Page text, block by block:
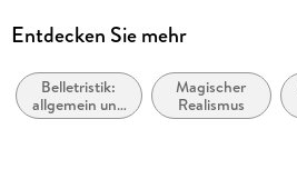
Autor/Autorin
Übersetzung
Margaret Sayers Peden
Entdecken Sie mehr
Belletristik:
allgemein und
literarisch,
Magischer
Realismus